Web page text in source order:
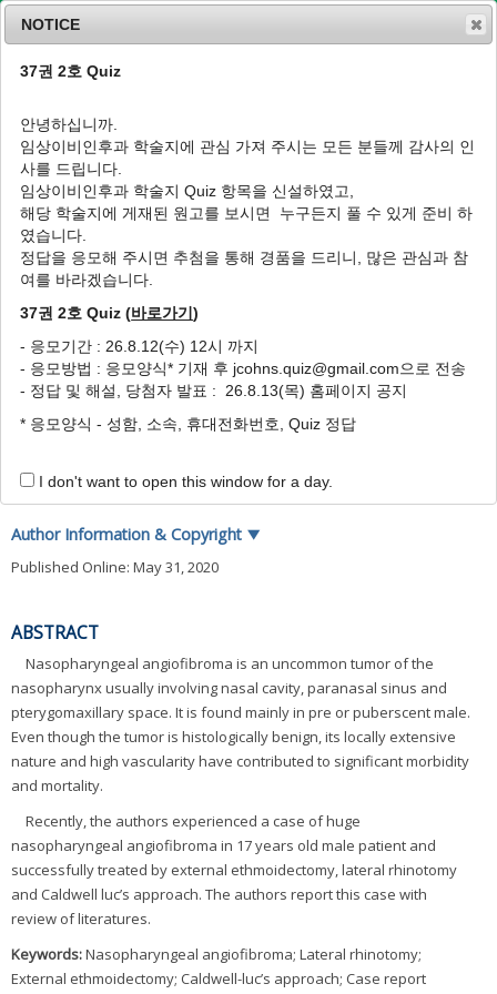
n
v
o
J Clin Otolaryngol Head Neck Surg
(2): 375-384
pISSN: 1225-0244, eISSN: 2713-833X
DOI:https://doi.org/10.35420/jcohns.1992.3.2.375
Article
중두개와를 침범한 거대한 비인강 혈관섬유종 1
례
박춘근1 ,이재완1,김상현1 , 박성국1
A Case of Huge Nasopharyngeal
Cranial Fossa
Park 1
Author Information & Copyright ▼
Published Online: May 31, 2020
ABSTRACT
Nasopharyngeal angiofibroma is an uncommon tumor of the
nasopharynx usually involving nasal cavity, paranasal sinus and
pterygomaxillary space. It is found mainly in pre or puberscent male.
Even though the tumor is histologically benign, its locally extensive
nature and high vascularity have contributed to significant morbidity
and mortality.
Recently, the authors experienced a case of huge
nasopharyngeal angiofibroma in 17 years old male patient and
successfully treated by external ethmoidectomy, lateral rhinotomy
and Caldwell luc’s approach. The authors report this case with
review of literatures.
Keywords:Nasopharyngeal angiofibroma; Lateral rhinotomy;
External ethmoidectomy; Caldwell-luc’s approach; Case report
NOTICE
37권 2호 Quiz
안녕하십니까.
임상이비인후과 학술지에 관심 가져 주시는 모든 분들께 감사의 인
사를 드립니다.
임상이비인후과 학술지 Quiz 항목을 신설하였고,
해당 학술지에 게재된 원고를 보시면 누구든지 풀 수 있게 준비 하
였습니다.
정답을 응모해 주시면 추첨을 통해 경품을 드리니, 많은 관심과 참
여를 바라겠습니다.
37권 2호 Quiz (바로가기)
- 응모기간 : 26.8.12(수) 12시 까지
- 응모방법 : 응모양식* 기재 후 jcohns.quiz@gmail.com으로 전송
- 정답 및 해설, 당첨자 발표 : 26.8.13(목) 홈페이지 공지
* 응모양식 - 성함, 소속, 휴대전화번호, Quiz 정답
I don't want to open this window for a day.